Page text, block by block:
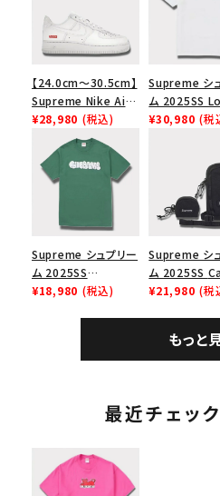
【24.0cm～30.5cm】
Supreme Nike Air
Force 1 Low シュプ
リーム ナイキエアフォ
ース１スニーカー シ
ューズ ホワイト
¥28,980 (税込)
Supreme シ
ム 2025SS
Angeles Fire
スロゴTシャ
¥30,980 (税
Supreme シュプリー
ム 2025SS
Homerun Tee ホー
¥18,980 (税込)
Supreme シ
ム 2025SS Camera
Bag + Mini
¥21,980 (税
もっと
最近チェッ